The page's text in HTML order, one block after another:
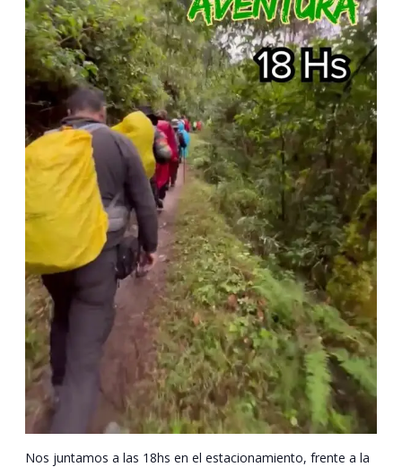
Nos juntamos a las 18hs en el estacionamiento, frente a la